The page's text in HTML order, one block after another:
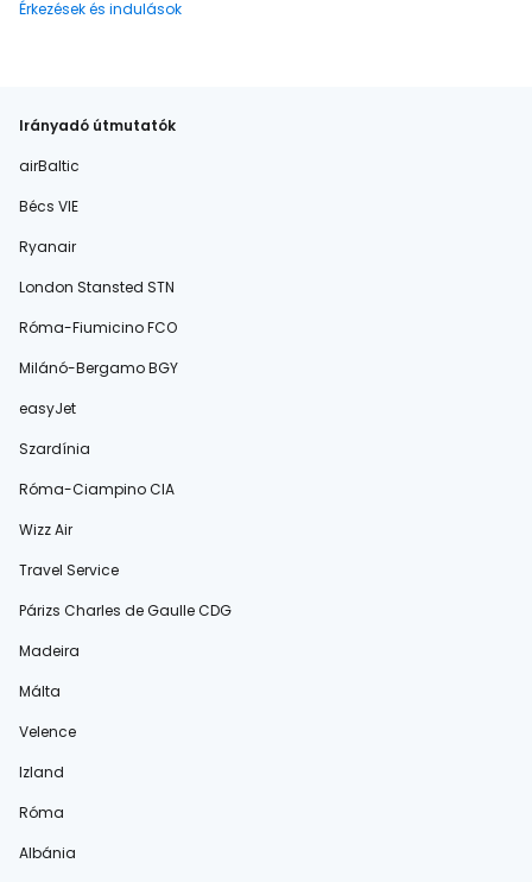
Érkezések és indulások
Irányadó útmutatók
airBaltic
Bécs VIE
Ryanair
London Stansted STN
Róma-Fiumicino FCO
Milánó-Bergamo BGY
easyJet
Szardínia
Róma-Ciampino CIA
Wizz Air
Travel Service
Párizs Charles de Gaulle CDG
Madeira
Málta
Velence
Izland
Róma
Albánia